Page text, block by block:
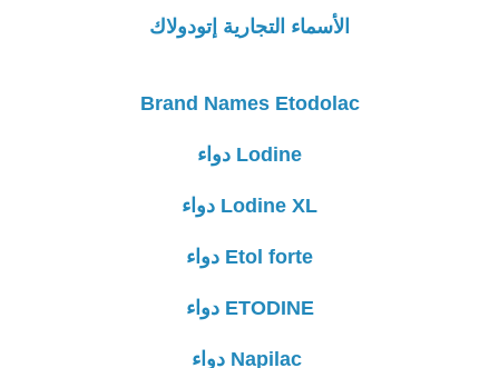
الأسماء التجارية إتودولاك
Brand Names Etodolac
Lodine دواء
Lodine XL دواء
Etol forte دواء
ETODINE دواء